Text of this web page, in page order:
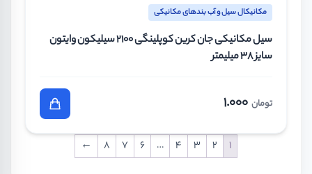
مکانیکال سیل و آب بندهای مکانیکی
سیل مکانیکی جان کرین کوپلینگی 2100 سیلیکون وایتون
سایز 38 میلیمتر
تومان 1.000
1
2
3
4
…
6
7
8
←